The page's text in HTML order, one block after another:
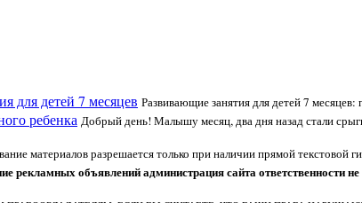
для детей 7 месяцев Развивающие занятия для детей 7
ребенка Добрый день! Малышу месяц, два дня назад стали
материалов разрешается только при наличии прямой текстовой
рекламных объявлений администрация сайта ответственности не